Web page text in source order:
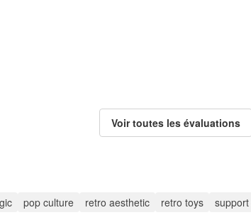
Voir toutes les évaluations
pop culture retro aesthetic retro toys